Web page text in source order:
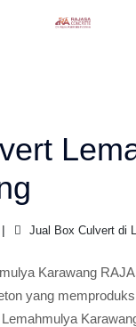
Jual Box Culvert di
Karawang
yang